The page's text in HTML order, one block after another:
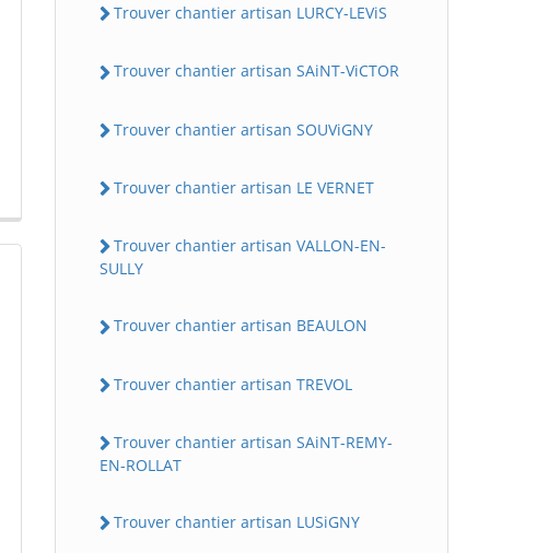
Trouver chantier artisan LURCY-LEViS
Trouver chantier artisan SAiNT-ViCTOR
Trouver chantier artisan SOUViGNY
Trouver chantier artisan LE VERNET
Trouver chantier artisan VALLON-EN-
SULLY
Trouver chantier artisan BEAULON
Trouver chantier artisan TREVOL
Trouver chantier artisan SAiNT-REMY-
EN-ROLLAT
Trouver chantier artisan LUSiGNY